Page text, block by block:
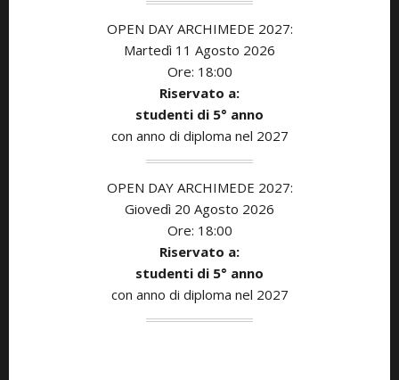
OPEN DAY ARCHIMEDE 2027:
Martedì 11 Agosto 2026
Ore: 18:00
Riservato a:
studenti di 5° anno
con anno di diploma nel 2027
OPEN DAY ARCHIMEDE 2027:
Giovedì 20 Agosto 2026
Ore: 18:00
Riservato a:
studenti di 5° anno
con anno di diploma nel 2027